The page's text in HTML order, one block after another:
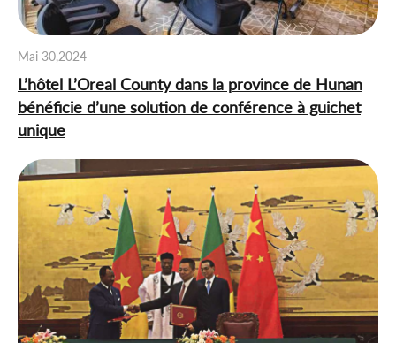
Mai 30,2024
L’hôtel L’Oreal County dans la province de Hunan
bénéficie d’une solution de conférence à guichet
unique